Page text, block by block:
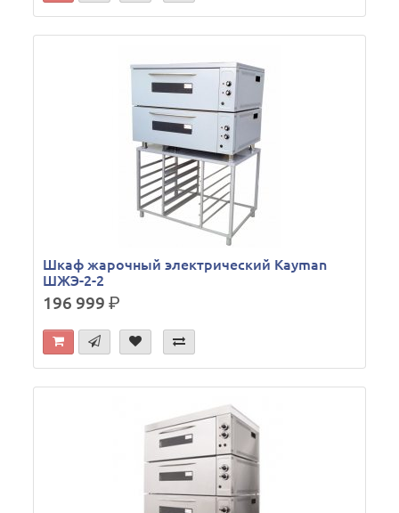
Шкаф жарочный электрический Kayman
ШЖЭ-2-2
196 999р.